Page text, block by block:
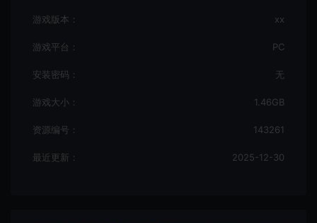
游戏版本： xx
游戏平台： PC
安装密码： 无
游戏大小： 1.46GB
资源编号： 143261
最近更新： 2025-12-30